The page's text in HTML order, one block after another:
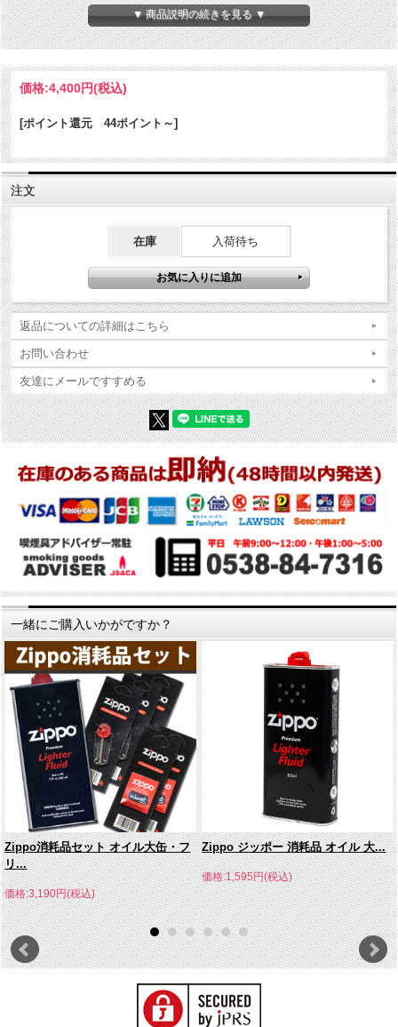
製造年月 2001年5月
製造国 アメリカ合衆国
説明書等:なし
商品コンディションの詳細な説明
※Zippo本体の底（ボトム）の製造年・月とインサイドユニットの製造
ずれが生じます(場合によっては数年)。
※当店では真贋確認の上、簡易クリーニング、フリントの発火ができ
る状態で販売しておりますが、現状でのお渡しになりますので、商品
写真やコンディション説明をご確認の上ご購入ください。
▼ 商品説明の続きを見る ▼
価格:4,400円(税込)
[ポイント還元 44ポイント～]
注文
在庫 入荷待ち
返品についての詳細はこちら
お問い合わせ
友達にメールですすめる
一緒にご購入いかがですか？
Zippo消耗品セット オイル大缶・フ
リ...
価格:3,190円(税込)
Zippo ジッポー 消耗品 オイル 大...
価格:1,595円(税込)